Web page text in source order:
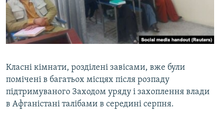
Класні кімнати, розділені завісами, вже були
помічені в багатьох місцях після розпаду
підтримуваного Заходом уряду і захоплення влади
в Афганістані талібами в середині серпня.